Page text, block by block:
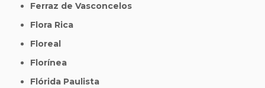
Ferraz de Vasconcelos
Flora Rica
Floreal
Florínea
Flórida Paulista